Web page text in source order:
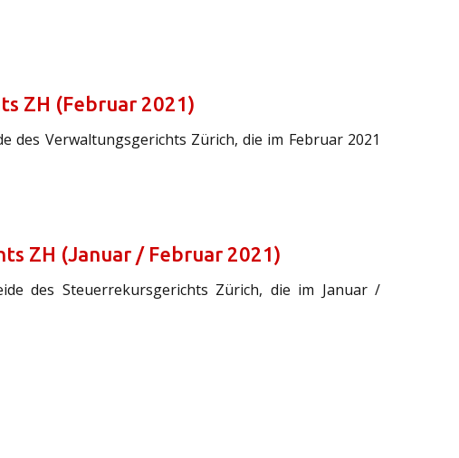
ZH (Februar 2021)
des Verwaltungsgerichts Zürich, die im Februar 2021
ZH (Januar / Februar 2021)
des Steuerrekursgerichts Zürich, die im Januar /